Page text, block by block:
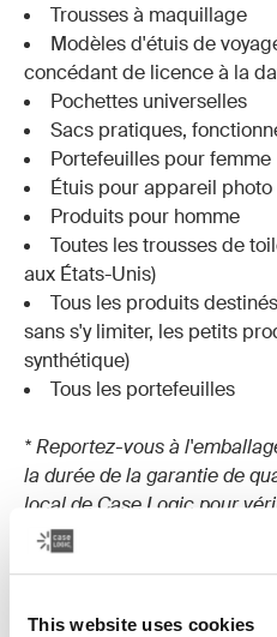
This website uses cookies
Trousses à maquillage
Modèles d'étuis de
concédant de licence à la
Pochettes universelles
Sacs pratiques,
Portefeuilles pour femme
Étuis pour appareil
Produits pour homme
Toutes les trousses de
aux États-Unis)
Tous les produits
sans s'y limiter, les petits
synthétique)
Tous les portefeuilles
* Reportez-vous à
la durée de la garantie de
local de Case Logic pour
garantie. Contactez le
connaître la durée de la